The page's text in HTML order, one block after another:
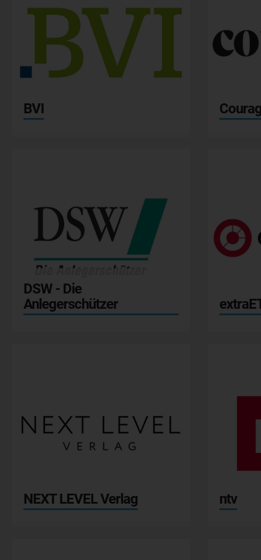
BVI
DSW - Die Anlegerschützer
DSW - Die
Anlegerschützer
NEXT LEVEL Verlag
ntv
ntv
t-online